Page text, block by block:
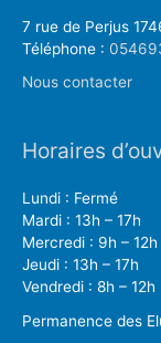
7 rue de Perjus
Téléphone :
Nous contacter
Horaires
Lundi : Fermé
Mardi : 13h – 17h
Mercredi : 9h –
Jeudi : 13h – 17h
Vendredi : 8h – 12h
Permanence des